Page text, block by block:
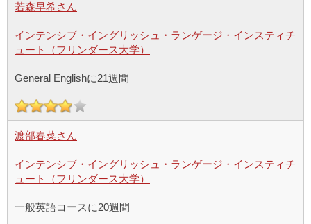
若森早希さん
インテンシブ・イングリッシュ・ランゲージ・インスティチ
ュート（フリンダース大学）
General Englishに21週間
渡部春菜さん
インテンシブ・イングリッシュ・ランゲージ・インスティチ
ュート（フリンダース大学）
一般英語コースに20週間